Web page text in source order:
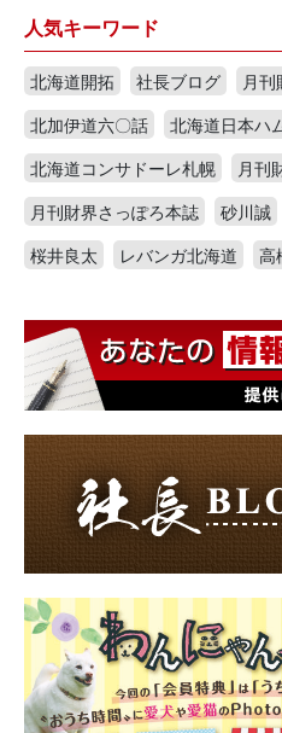
人気キーワード
北海道開拓 社長ブログ
月
北加伊道六〇話
北海道日本ハ
北海道コンサドーレ札幌
月刊
月刊財界さっぽろ本誌
砂川誠
桜井良太
レバンガ北海道 高